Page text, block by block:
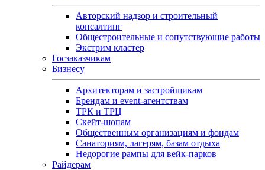
Авторский надзор и строительный
консалтинг
Общестроительные и сопутствующие работы
Экстрим кластер
Госзаказчикам
Бизнесу
Архитекторам и застройщикам
Брендам и event-агентствам
ТРК и ТРЦ
Скейт-шопам
Общественным организациям и фондам
Санаториям, лагерям, базам отдыха
Недорогие рампы для вейк-парков
Райдерам